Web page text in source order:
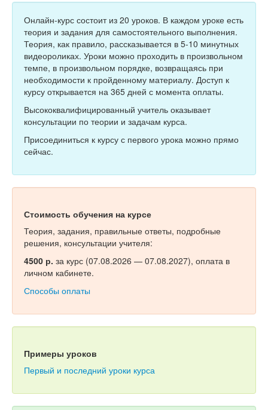
Книги
Игры
Учитель
Онлайн-курс состоит из 20 уроков. В каждом уроке есть
теория и задания для самостоятельного выполнения.
Теория, как правило, рассказывается в 5-10 минутных
видеороликах. Уроки можно проходить в произвольном
темпе, в произвольном порядке, возвращаясь при
необходимости к пройденному материалу. Доступ к
курсу открывается на 365 дней с момента оплаты.
Высококвалифицированный учитель оказывает
консультации по теории и задачам курса.
Присоединиться к курсу с первого урока можно прямо
сейчас.
Стоимость обучения на курсе
Теория, задания, правильные ответы, подробные
решения, консультации учителя:
4500 р. за курс (07.08.2026 — 07.08.2027), оплата в
личном кабинете.
Способы оплаты
Примеры уроков
Первый и последний уроки курса